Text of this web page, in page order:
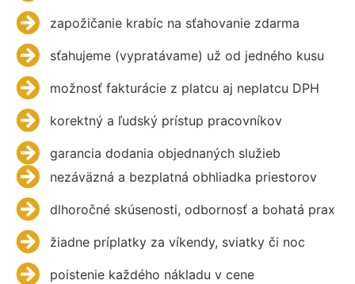
zapožičanie krabíc na sťahovanie zdarma
sťahujeme (vypratávame) už od jedného kusu
možnosť fakturácie z platcu aj neplatcu DPH
korektný a ľudský prístup pracovníkov
garancia dodania objednaných služieb
nezáväzná a bezplatná obhliadka priestorov
dlhoročné skúsenosti, odbornosť a bohatá prax
žiadne príplatky za víkendy, sviatky či noc
poistenie každého nákladu v cene